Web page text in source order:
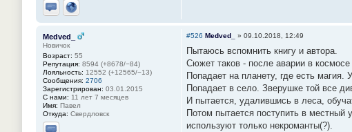
Отправить личное сообщение
Сайт
Medved_
Новичок
Возраст: 55
Репутация: 8594 (+8678/−84)
Лояльность: 12552 (+12565/−13)
Сообщения: 2706
Зарегистрирован: 03.01.2015
С нами: 11 лет 7 месяцев
Имя: Павел
Откуда: Свердловск
#526 Medved_ » 09.10.2018, 12:49
Пытаюсь вспомнить книгу и автора.
Сюжет таков - после аварии в
Попадает на планету, где есть
Попадает в село. Зверушке той все
И пытается, удалившись в леса,
Потом пытается поступить в местный
используют только некроманты(?).